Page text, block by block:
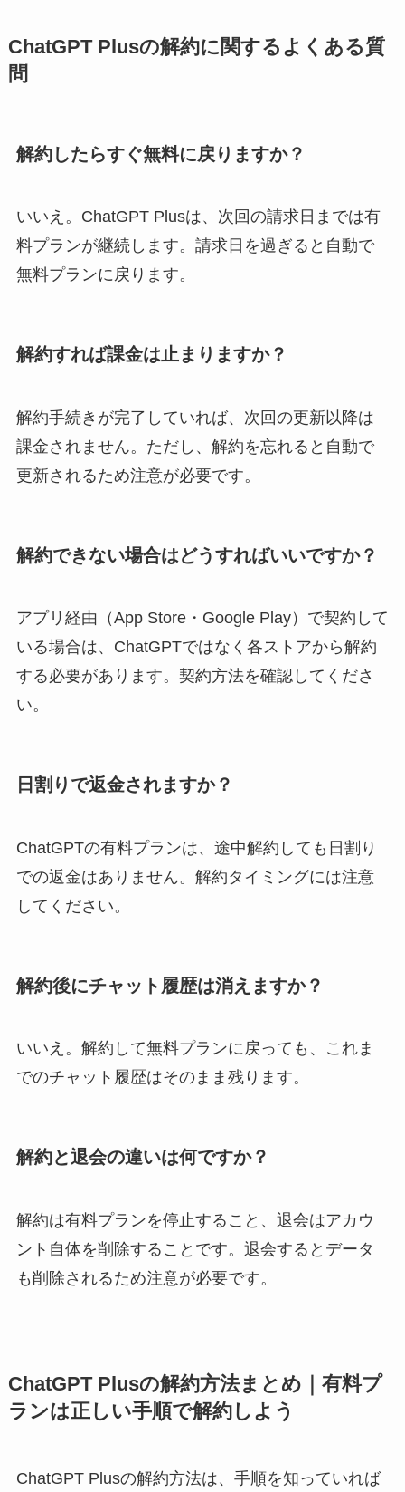
ChatGPT Plusの解約に関するよくある質
問
解約したらすぐ無料に戻りますか？
いいえ。ChatGPT Plusは、次回の請求日までは有
料プランが継続します。請求日を過ぎると自動で
無料プランに戻ります。
解約すれば課金は止まりますか？
解約手続きが完了していれば、次回の更新以降は
課金されません。ただし、解約を忘れると自動で
更新されるため注意が必要です。
解約できない場合はどうすればいいですか？
アプリ経由（App Store・Google Play）で契約して
いる場合は、ChatGPTではなく各ストアから解約
する必要があります。契約方法を確認してくださ
い。
日割りで返金されますか？
ChatGPTの有料プランは、途中解約しても日割り
での返金はありません。解約タイミングには注意
してください。
解約後にチャット履歴は消えますか？
いいえ。解約して無料プランに戻っても、これま
でのチャット履歴はそのまま残ります。
解約と退会の違いは何ですか？
解約は有料プランを停止すること、退会はアカウ
ント自体を削除することです。退会するとデータ
も削除されるため注意が必要です。
ChatGPT Plusの解約方法まとめ｜有料プ
ランは正しい手順で解約しよう
ChatGPT Plusの解約方法は、手順を知っていれば